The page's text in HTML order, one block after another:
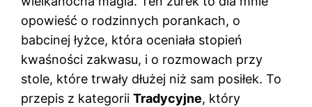
opowieść o rodzinnych porankach, o
babcinej łyżce, która oceniała stopień
kwaśności zakwasu, i o rozmowach przy
stole, które trwały dłużej niż sam posiłek. To
przepis z kategoriiTradycyjne, który